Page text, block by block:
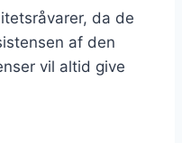
da de
af den
vil altid give